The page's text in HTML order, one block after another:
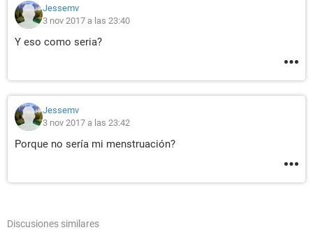
Jessemv
3 nov 2017 a las 23:40
Y eso como seria?
Jessemv
3 nov 2017 a las 23:42
Porque no sería mi menstruación?
Discusiones similares